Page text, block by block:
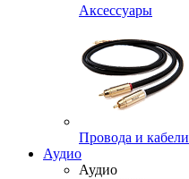
Аксессуары
Провода и кабели
Аудио
Аудио